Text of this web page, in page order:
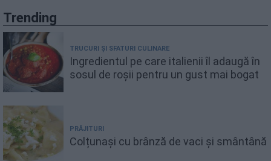
Trending
TRUCURI ȘI SFATURI CULINARE
Ingredientul pe care italienii îl adaugă în
sosul de roșii pentru un gust mai bogat
PRĂJITURI
Colțunași cu brânză de vaci și smântână